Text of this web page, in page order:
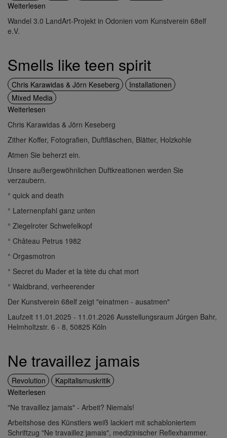
Weiterlesen
Trump
lies
Wandel 3.0 LandArt-Projekt in Odonien vom Kunstverein 68elf
e.V.
Smells like teen spirit
Chris Karawidas & Jörn Keseberg
Installationen
Mixed Media
Weiterlesen
Smells
like
teen
spirit
Chris Karawidas & Jörn Keseberg
Zither Koffer, Fotografien, Duftfläschen, Blätter, Holzkohle
Atmen Sie beherzt ein.
Unsere außergewöhnlichen Duftkreationen werden Sie
verzaubern.
° quick and death
° Laternenpfahl ganz unten
° Ziegelroter Schwefelkopf
° Château Petrus 1982
° Orgasmotron
° Secret du Mader et la tète du chat mort
° Waldbrand, verheerender
Der Kunstverein 68elf zeigt "einatmen - ausatmen"
Laufzeit 11.01.2025 - 11.01.2026 Ausstellungsraum Jürgen Bahr,
Helmholtzstr. 6 - 8, 50825 Köln
Ne travaillez jamais
Revolution
Kapitalismuskritik
Weiterlesen
travaillez
jamais
"Ne travaillez jamais" - Arbeit? Niemals!
Arbeitshose des Künstlers weiß lackiert mit schabloniertem
Schriftzug "Ne travaillez jamais", medizinischer Reflexhammer.